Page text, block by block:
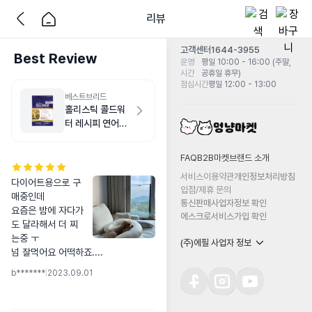
리뷰
Best Review
베스트브리드
홀리스틱 콜드워
터 레시피 연어
다이어트용으로 구
매중인데
요즘은 밤에 자다가
도 달라해서 더 찌
는중 ㅜ
넘 잘먹어요 어떡하죠....
b******* 2023.09.01
고객센터1644-3955
운영
시간
평일 10:00 - 16:00 (주말,
공휴일 휴무)
점심시간평일 12:00 - 13:00
FAQB2B마켓 브랜드 소개
서비스이용약관개인정보처리방침
입점/제휴 문의
통신판매사업자정보 확인
에스크로서비스가입 확인
(주)에필 사업자 정보